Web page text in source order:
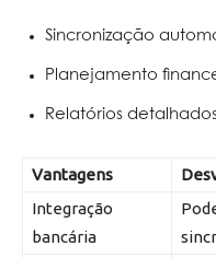
Sincronização
Planejamento
Relatórios
Vantagens
Integração
bancária